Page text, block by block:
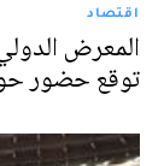
اقتصاد
المعرض
توقع حضور حوالي 10